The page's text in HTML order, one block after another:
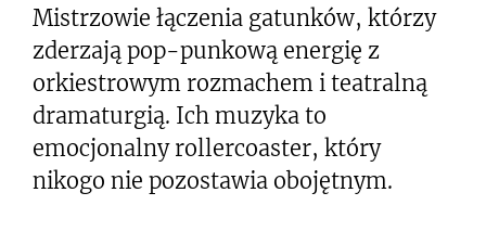
Mistrzowie łączenia gatunków, którzy
zderzają pop-punkową energię z
orkiestrowym rozmachem i teatralną
dramaturgią. Ich muzyka to
emocjonalny rollercoaster, który
nikogo nie pozostawia obojętnym.